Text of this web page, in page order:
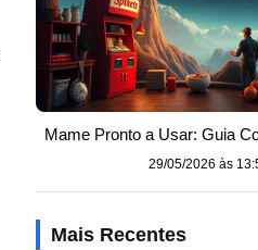
Mame Pronto a Usar: Guia
29/05/2026 às
Mais Recentes